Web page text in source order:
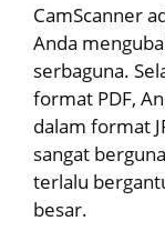
CamScanner
Anda
serbaguna.
format PDF,
dalam format
sangat
terlalu
besar.